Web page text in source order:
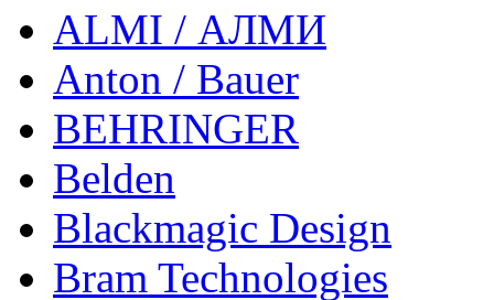
ALMI / АЛМИ
Anton / Bauer
BEHRINGER
Belden
Blackmagic Design
Bram Technologies